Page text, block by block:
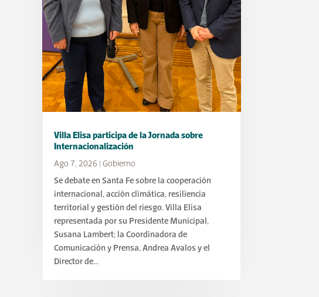
Villa Elisa participa de la Jornada sobre
Internacionalización
Ago 7, 2026
Gobierno
Se debate en Santa Fe sobre la cooperación
internacional, acción climática, resiliencia
territorial y gestión del riesgo. Villa Elisa
representada por su Presidente Municipal,
Susana Lambert; la Coordinadora de
Comunicación y Prensa, Andrea Avalos y el
Director de...